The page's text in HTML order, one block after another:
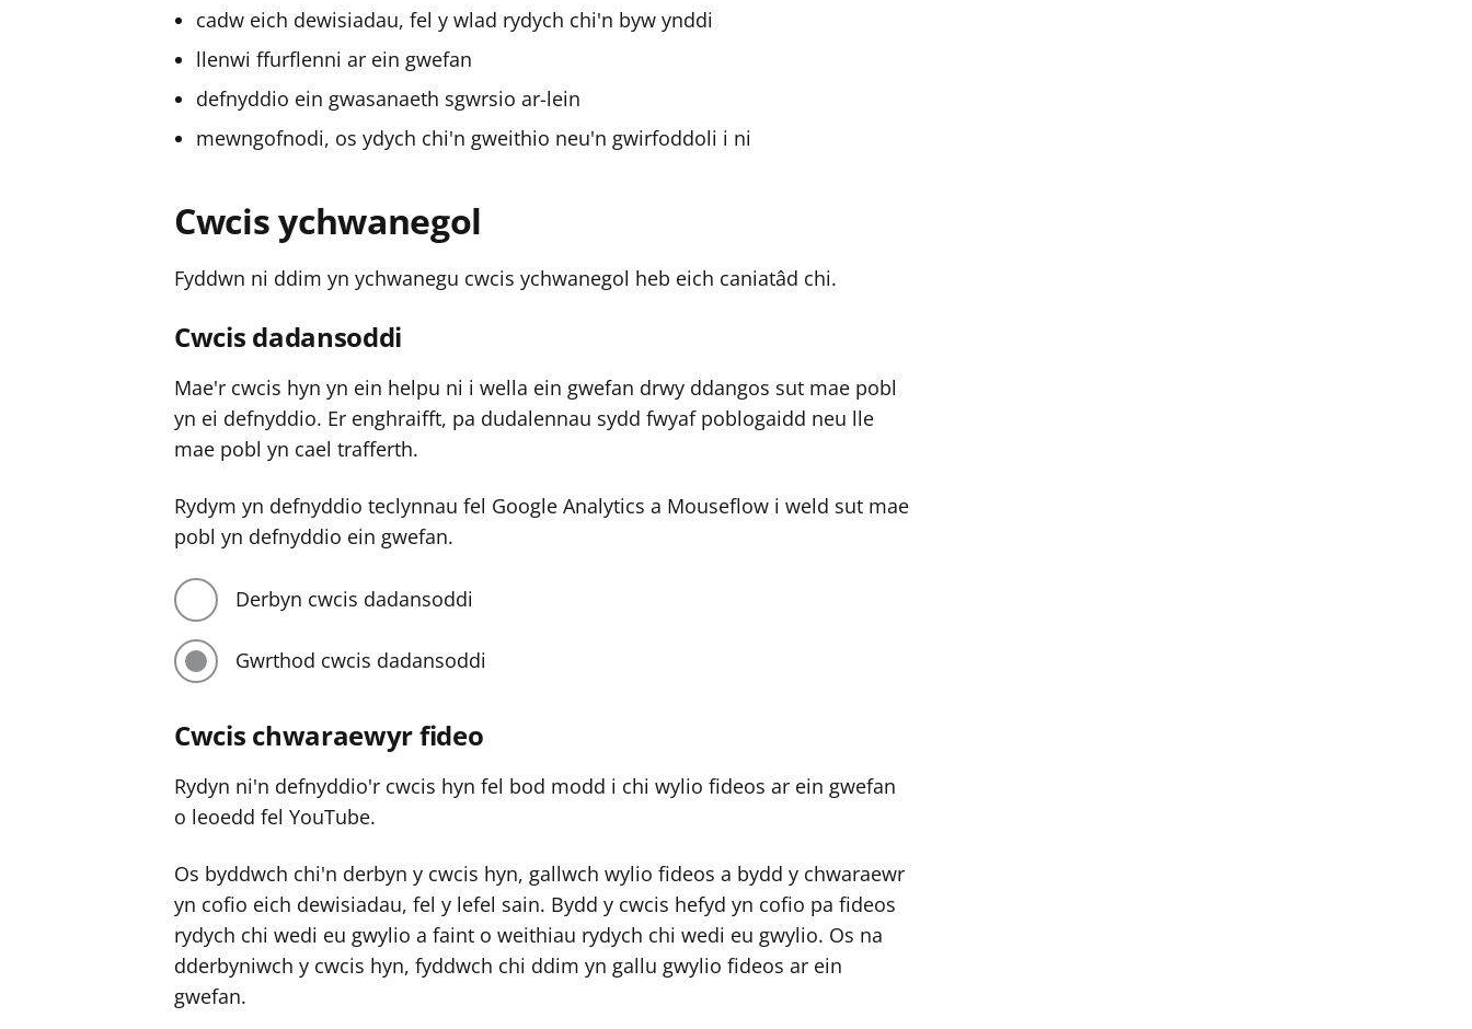
cadw eich dewisiadau, fel y wlad rydych chi'n byw ynddi
llenwi ffurflenni ar ein gwefan
defnyddio ein gwasanaeth sgwrsio ar-lein
mewngofnodi, os ydych chi'n gweithio neu'n gwirfoddoli i ni
Cwcis ychwanegol
Fyddwn ni ddim yn ychwanegu cwcis ychwanegol heb eich caniatâd chi.
Cwcis dadansoddi
Mae'r cwcis hyn yn ein helpu ni i wella ein gwefan drwy ddangos sut mae pobl
yn ei defnyddio. Er enghraifft, pa dudalennau sydd fwyaf poblogaidd neu lle
mae pobl yn cael trafferth.
Rydym yn defnyddio teclynnau fel Google Analytics a Mouseflow i weld sut mae
pobl yn defnyddio ein gwefan.
Derbyn cwcis dadansoddi
Gwrthod cwcis dadansoddi
Cwcis chwaraewyr fideo
Rydyn ni'n defnyddio'r cwcis hyn fel bod modd i chi wylio fideos ar ein gwefan
o leoedd fel YouTube.
Os byddwch chi'n derbyn y cwcis hyn, gallwch wylio fideos a bydd y chwaraewr
yn cofio eich dewisiadau, fel y lefel sain. Bydd y cwcis hefyd yn cofio pa fideos
rydych chi wedi eu gwylio a faint o weithiau rydych chi wedi eu gwylio. Os na
dderbyniwch y cwcis hyn, fyddwch chi ddim yn gallu gwylio fideos ar ein
gwefan.